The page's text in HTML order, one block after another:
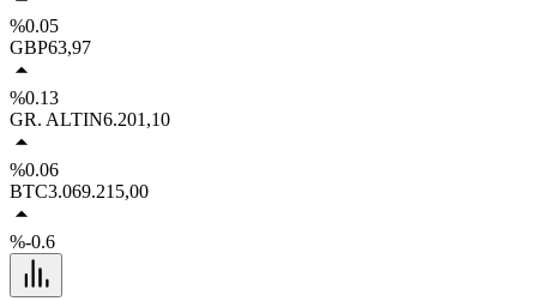
%0.05
GBP63,97
%0.13
GR. ALTIN6.201,10
%0.06
BTC3.069.215,00
%-0.6